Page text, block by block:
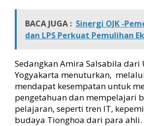
BACA JUGA : Sinergi OJK -
dan LPS Perkuat Pemulihan
Sedangkan Amira Salsabila dari
Yogyakarta menuturkan,
mendapat kesempatan untuk
pengetahuan dan mempelajari
pelajaran, seperti tren IT,
budaya Tionghoa dari para ahli.